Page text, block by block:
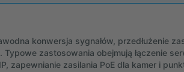
konwersja sygnałów, przedłużenie
zastosowania obejmują łączenie
zapewnianie zasilania PoE dla kamer i